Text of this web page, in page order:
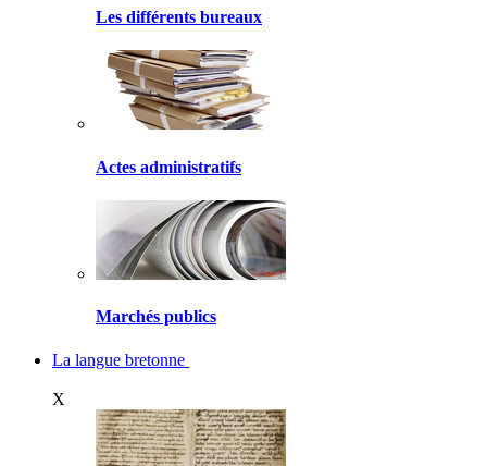
Les différents bureaux
Actes administratifs
Marchés publics
La langue bretonne
X